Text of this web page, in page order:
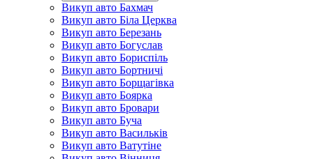
Викуп авто Бахмач
Викуп авто Біла Церква
Викуп авто Березань
Викуп авто Богуслав
Викуп авто Бориспіль
Викуп авто Бортничі
Викуп авто Борщагівка
Викуп авто Боярка
Викуп авто Бровари
Викуп авто Буча
Викуп авто Васильків
Викуп авто Ватутіне